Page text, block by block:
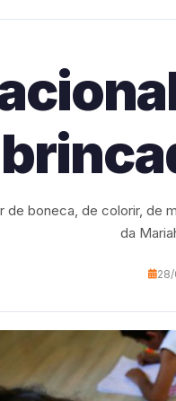
de boneca, de colorir, de
da